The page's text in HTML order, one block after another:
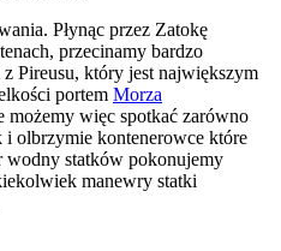
Płynąc przez Zatokę
przecinamy bardzo
Pireusu, który jest największym
portem Morza
możemy więc spotkać zarówno
i olbrzymie kontenerowce które
wodny statków pokonujemy
manewry statki